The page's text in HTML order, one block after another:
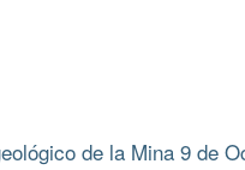
de la Mina 9 de